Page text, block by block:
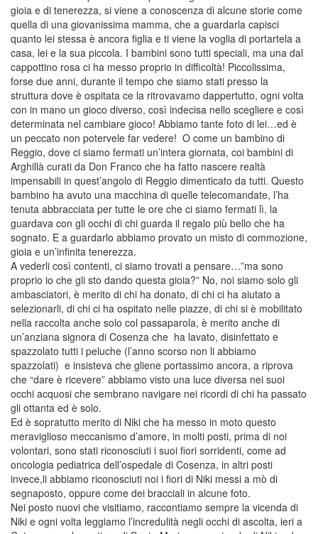
gioia e di tenerezza, si viene a conoscenza di alcune storie come
quella di una giovanissima mamma, che a guardarla capisci
quanto lei stessa è ancora figlia e ti viene la voglia di portartela a
casa, lei e la sua piccola. I bambini sono tutti speciali, ma una dal
cappottino rosa ci ha messo proprio in difficoltà! Piccolissima,
forse due anni, durante il tempo che siamo stati presso la
struttura dove è ospitata ce la ritrovavamo dappertutto, ogni volta
con in mano un gioco diverso, così indecisa nello scegliere e così
determinata nel cambiare gioco! Abbiamo tante foto di lei…ed è
un peccato non potervele far vedere! O come un bambino di
Reggio, dove ci siamo fermati un’intera giornata, coi bambini di
Arghillà curati da Don Franco che ha fatto nascere realtà
impensabili in quest’angolo di Reggio dimenticato da tutti. Questo
bambino ha avuto una macchina di quelle telecomandate, l’ha
tenuta abbracciata per tutte le ore che ci siamo fermati lì, la
guardava con gli occhi di chi guarda il regalo più bello che ha
sognato. E a guardarlo abbiamo provato un misto di commozione,
gioia e un’infinita tenerezza.
A vederli così contenti, ci siamo trovati a pensare…”ma sono
proprio io che gli sto dando questa gioia?” No, noi siamo solo gli
ambasciatori, è merito di chi ha donato, di chi ci ha aiutato a
selezionarli, di chi ci ha ospitato nelle piazze, di chi si è mobilitato
nella raccolta anche solo col passaparola, è merito anche di
un’anziana signora di Cosenza che ha lavato, disinfettato e
spazzolato tutti i peluche (l’anno scorso non li abbiamo
spazzolati) e insisteva che gliene portassimo ancora, a riprova
che “dare è ricevere” abbiamo visto una luce diversa nei suoi
occhi acquosi che sembrano navigare nei ricordi di chi ha passato
gli ottanta ed è solo.
Ed è sopratutto merito di Niki che ha messo in moto questo
meraviglioso meccanismo d’amore, in molti posti, prima di noi
volontari, sono stati riconosciuti i suoi fiori sorridenti, come ad
oncologia pediatrica dell’ospedale di Cosenza, in altri posti
invece,li abbiamo riconosciuti noi i fiori di Niki messi a mò di
segnaposto, oppure come dei bracciali in alcune foto.
Nei posto nuovi che visitiamo, raccontiamo sempre la vicenda di
Niki e ogni volta leggiamo l’incredulità negli occhi di ascolta, ieri a